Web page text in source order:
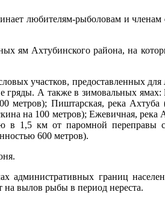
любителям-рыболовам и
ям Ахтубинского района, на
участков, предоставленных
А также в зимовальных
метров); Пиштарская, река
на 100 метров); Ежевичная,
в 1,5 км от паромной переправы
600 метров).
административных границ
на вылов рыбы в период нереста.